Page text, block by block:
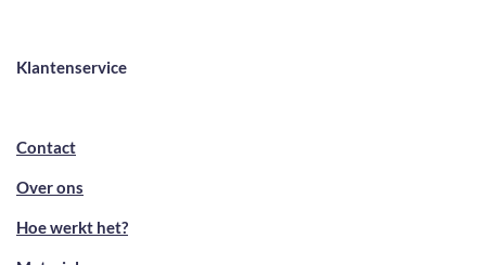
Klantenservice
Contact
Over ons
Hoe werkt het?